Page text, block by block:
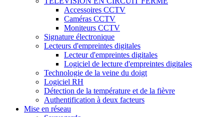
Accessoires CCTV
Caméras CCTV
Moniteurs CCTV
Signature électronique
Lecteurs d'empreintes digitales
Lecteur d'empreintes digitales
Logiciel de lecture d'empreintes digitales
Technologie de la veine du doigt
Logiciel RH
Détection de la température et de la fièvre
Authentification à deux facteurs
Mise en réseau